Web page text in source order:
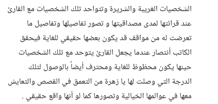
الشخصيات الغريبة والشريرة وتتواحد تلك الشخصيات مع القارئ
عند قرائتها لمدى مصداقيتها و تصور تفاصيلها وتفاصيل ما
تعرضت له من مواقف قد يكون بعضها حقيقي للغاية فيحقق
الكاتب أنتصار عندما يجعل القارئ يتوحد مع تلك الشخصيات
حينها يكون محظوظ للغاية ومحترف أيضاً بالوصول لتلك
الدرجة التي وصلت لها يا زهرة من التعمق في القصص والتعايش
معها في عوالمها الخيالية وتصورها كما لو أنها واقع حقيقي .